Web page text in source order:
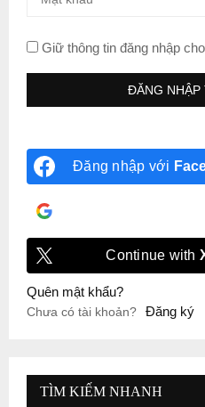
Giữ thông tin đăng nhập
Đăng nhập với
Continue with
Quên mật khẩu?
Chưa có tài khoản? Đăng ký
TÌM KIẾM NHANH